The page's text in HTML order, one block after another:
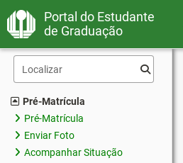
Portal do Estudante
de Graduação
Pré-Matrícula
Pré-Matrícula
Enviar Foto
Acompanhar Situação